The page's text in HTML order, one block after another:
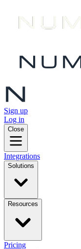
Sign up
Log in
Close
Integrations
Solutions
Resources
Pricing